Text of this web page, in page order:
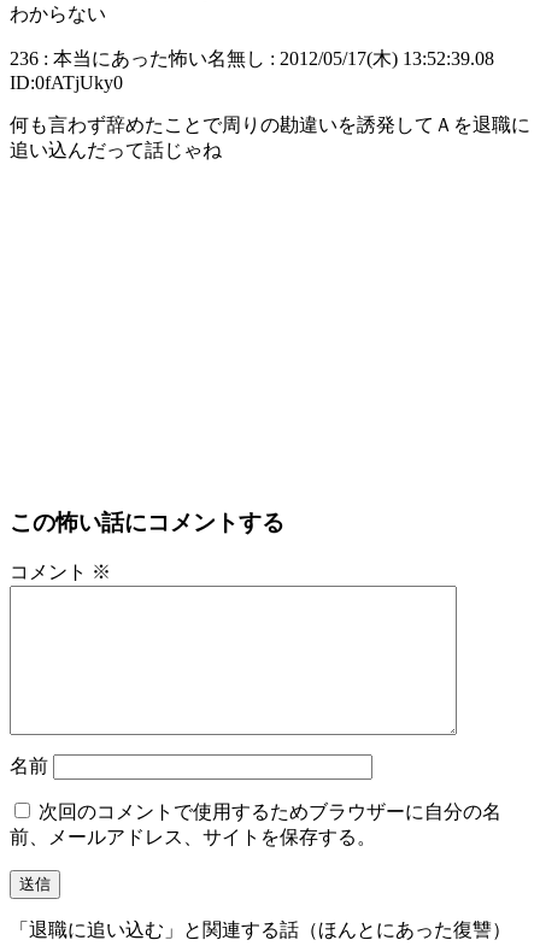
わからない
236 : 本当にあった怖い名無し : 2012/05/17(木) 13:52:39.08
ID:0fATjUky0
何も言わず辞めたことで周りの勘違いを誘発してＡを退職に
追い込んだって話じゃね
この怖い話にコメントする
コメント ※
名前
次回のコメントで使用するためブラウザーに自分の名
前、メールアドレス、サイトを保存する。
「退職に追い込む」と関連する話（ほんとにあった復讐）